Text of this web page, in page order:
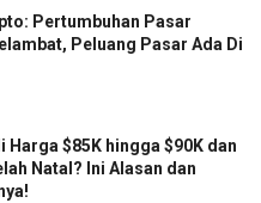
Pertumbuhan Pasar
Peluang Pasar Ada Di
Harga $85K hingga $90K dan
Natal? Ini Alasan dan